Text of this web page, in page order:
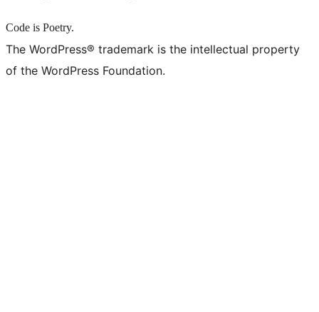
Code is Poetry.
The WordPress® trademark is the intellectual property
of the WordPress Foundation.